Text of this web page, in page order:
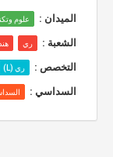
الميدان : علوم
الشعبة : ري
التخصص : ري (L)
السداسي :